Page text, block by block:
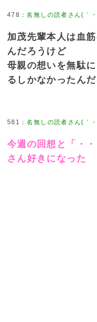
478 ：名無しの読者さん(｀
加茂先輩本人は血
んだろうけど
母親の想いを無駄
るしかなかったん
581 ：名無しの読者さん(｀
今週の回想と「・
さん好きになった